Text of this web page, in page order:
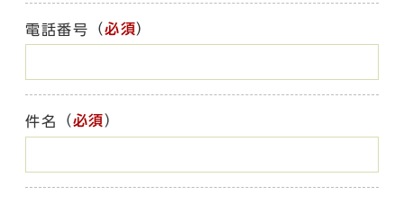
電話番号 （必須）
件名 （必須）